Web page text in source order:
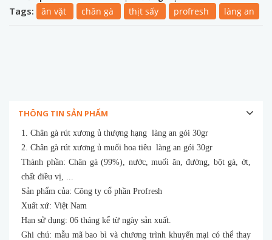
Tags: ăn vặt chân gà thịt sấy profresh làng an
THÔNG TIN SẢN PHẨM
1. Chân gà rút xương ủ thượng hạng làng an gói 30gr
2. Chân gà rút xương ủ muối hoa tiêu làng an gói 30gr
Thành phần: Chân gà (99%), nước, muối ăn, đường, bột gà, ớt,
chất điều vị, ...
Sản phẩm của: Công ty cổ phần Profresh
Xuất xứ: Việt Nam
Hạn sử dụng: 06 tháng kể từ ngày sản xuất.
Ghi chú: mẫu mã bao bì và chương trình khuyến mại có thể thay